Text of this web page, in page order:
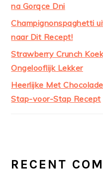
na Gorące Dni
Champignonspaghetti
naar Dit Recept!
Strawberry Crunch
Ongelooflijk Lekker
Heerlijke Met
Stap-voor-Stap Recept
RECENT